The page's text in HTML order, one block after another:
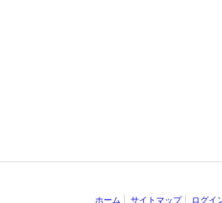
ホーム サイトマップ ログイ